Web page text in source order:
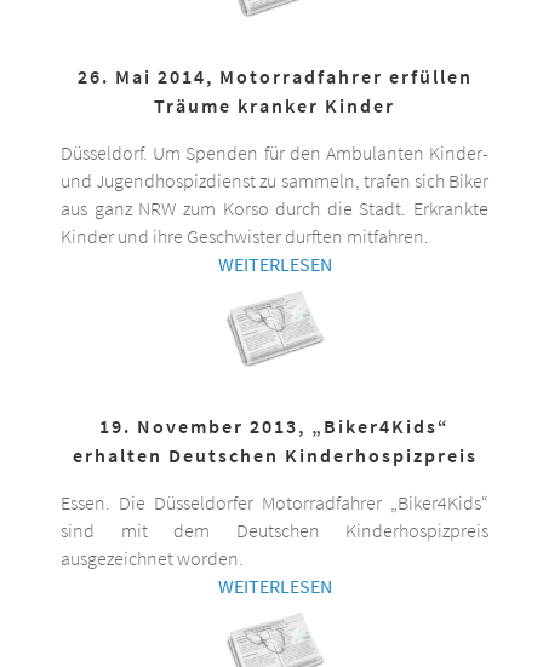
26. Mai 2014, Motorradfahrer erfüllen
Träume kranker Kinder
Düsseldorf. Um Spenden für den Ambulanten Kinder-
und Jugendhospizdienst zu sammeln, trafen sich Biker
aus ganz NRW zum Korso durch die Stadt. Erkrankte
Kinder und ihre Geschwister durften mitfahren.
WEITERLESEN
19. November 2013, „Biker4Kids“
erhalten Deutschen Kinderhospizpreis
Essen. Die Düsseldorfer Motorradfahrer „Biker4Kids“
sind mit dem Deutschen Kinderhospizpreis
ausgezeichnet worden.
WEITERLESEN